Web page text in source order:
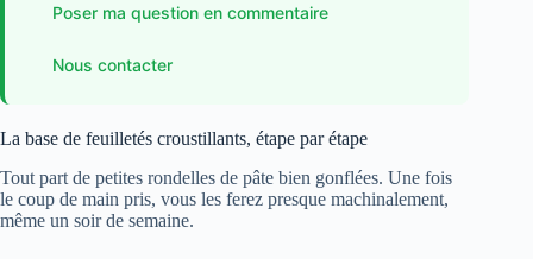
Poser ma question en commentaire
Nous contacter
La base de feuilletés croustillants, étape par étape
Tout part de petites rondelles de pâte bien gonflées. Une fois
le coup de main pris, vous les ferez presque machinalement,
même un soir de semaine.